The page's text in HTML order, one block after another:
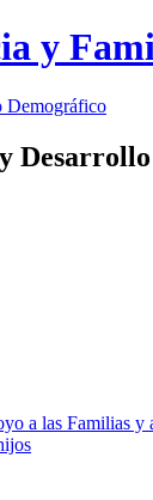
y
Demográfico
a las Familias